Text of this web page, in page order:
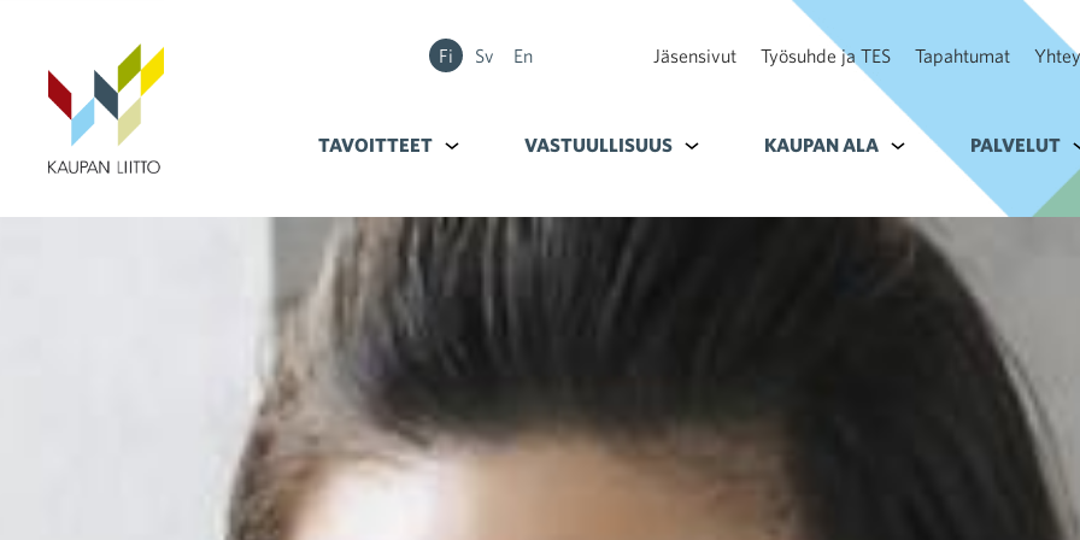
Fi Sv En Jäsensivut Työsuhde ja TES Tapahtumat
TAVOITTEET Alavalikko kohteelle Tavoitteet
VASTUULLISUUS Alavalikko kohteelle Vastuullisuus
KAUPAN ALA Alavalikko kohteelle
PALVELUT